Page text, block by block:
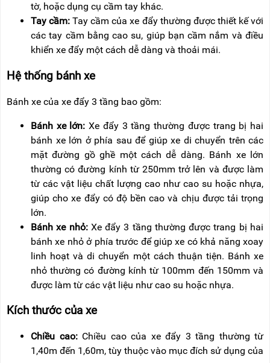
tờ, hoặc dụng cụ cầm tay khác.
Tay cầm:Tay cầm của xe đẩy thường được thiết kế với
các tay cầm bằng cao su, giúp bạn cầm nắm và điều
khiển xe đẩy một cách dễ dàng và thoải mái.
Hệ thống bánh xe
Bánh xe của xe đẩy 3 tầng bao gồm:
Bánh xe lớn: Xe đẩy 3 tầng thường được trang bị hai
bánh xe lớn ở phía sau để giúp xe di chuyển trên các
mặt đường gồ ghề một cách dễ dàng. Bánh xe lớn
thường có đường kính từ 250mm trở lên và được làm
từ các vật liệu chất lượng cao như cao su hoặc nhựa,
giúp cho xe đẩy có độ bền cao và chịu được tải trọng
lớn.
Bánh xe nhỏ: Xe đẩy 3 tầng thường được trang bị hai
bánh xe nhỏ ở phía trước để giúp xe có khả năng xoay
linh hoạt và di chuyển một cách thuận tiện. Bánh xe
nhỏ thường có đường kính từ 100mm đến 150mm và
được làm từ các vật liệu như cao su hoặc nhựa.
Kích thước của xe
Chiều cao: Chiều cao của xe đẩy 3 tầng thường từ
1,40m đến 1,60m, tùy thuộc vào mục đích sử dụng của